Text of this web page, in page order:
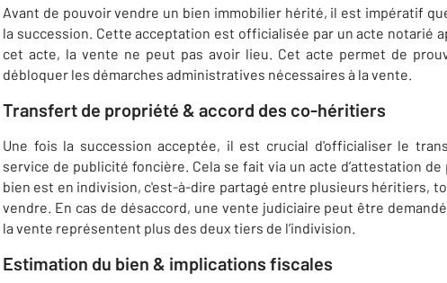
Avant de pouvoir vendre un bien immobilier hérité, il est impératif
la succession. Cette acceptation est officialisée par un acte notarié
cet acte, la vente ne peut pas avoir lieu. Cet acte permet de
débloquer les démarches administratives nécessaires à la vente.
Transfert de propriété & accord des co-héritiers
Une fois la succession acceptée, il est crucial d'officialiser le
service de publicité foncière. Cela se fait via un acte d’attestation
bien est en indivision, c'est-à-dire partagé entre plusieurs héritiers,
vendre. En cas de désaccord, une vente judiciaire peut être
la vente représentent plus des deux tiers de l’indivision.
Estimation du bien & implications fiscales